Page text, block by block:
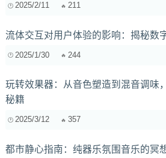
2025/2/11 211
流体交互对用户体验的影响：揭秘数
2025/1/30 244
玩转效果器：从音色塑造到混音调味
秘籍
2025/3/12 357
都市静心指南：纯器乐氛围音乐的冥